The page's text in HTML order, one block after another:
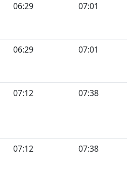
06:29 07:01
06:29 07:01
07:12 07:38
07:12 07:38